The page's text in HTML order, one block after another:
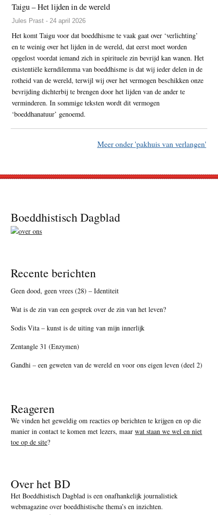
Taigu – Het lijden in de wereld
Jules Prast - 24 april 2026
Het komt Taigu voor dat boeddhisme te vaak gaat over ‘verlichting’
en te weinig over het lijden in de wereld, dat eerst moet worden
opgelost voordat iemand zich in spirituele zin bevrijd kan wanen. Het
existentiële kerndilemma van boeddhisme is dat wij ieder delen in de
rotheid van de wereld, terwijl wij over het vermogen beschikken onze
bevrijding dichterbij te brengen door het lijden van de ander te
verminderen. In sommige teksten wordt dit vermogen
‘boeddhanatuur’ genoemd.
Meer onder 'pakhuis van verlangen'
Footer
Boeddhistisch Dagblad
Recente berichten
Geen dood, geen vrees (28) – Identiteit
Wat is de zin van een gesprek over de zin van het leven?
Sodis Vita – kunst is de uiting van mijn innerlijk
Zentangle 31 (Enzymen)
Gandhi – een geweten van de wereld en voor ons eigen leven (deel 2)
Reageren
We vinden het geweldig om reacties op berichten te krijgen en op die
manier in contact te komen met lezers, maarwat staan we wel en niet
toe op de site?
Over het BD
Het Boeddhistisch Dagblad is een onafhankelijk journalistiek
webmagazine over boeddhistische thema’s en inzichten.